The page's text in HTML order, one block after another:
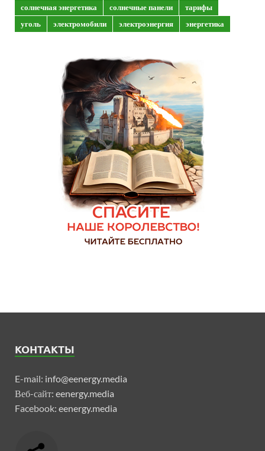
солнечная энергетика
солнечные панели
тарифы
уголь
электромобили электроэнергия энергетика
КОНТАКТЫ
E-mail: info@eenergy.media
Веб-сайт: eenergy.media
Facebook: eenergy.media